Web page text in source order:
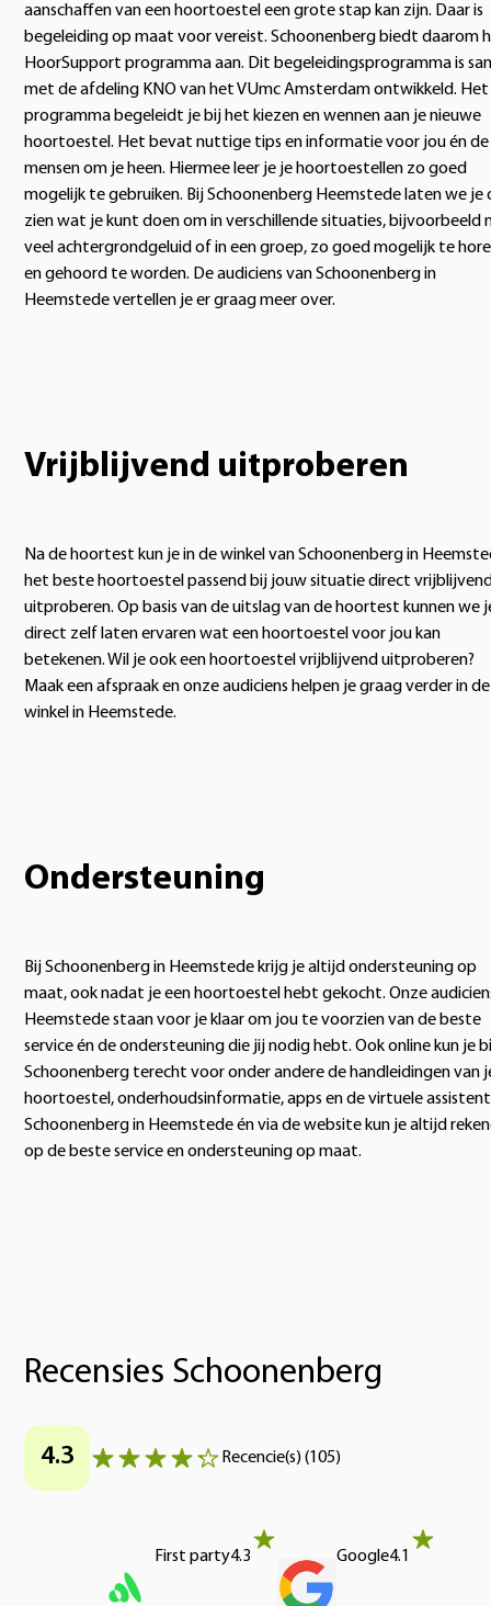
aanschaffen van een hoortoestel een grote stap kan zijn. Daar is
begeleiding op maat voor vereist. Schoonenberg biedt daarom
HoorSupport programma aan. Dit begeleidingsprogramma is
met de afdeling KNO van het VUmc Amsterdam ontwikkeld. Het
programma begeleidt je bij het kiezen en wennen aan je nieuwe
hoortoestel. Het bevat nuttige tips en informatie voor jou én de
mensen om je heen. Hiermee leer je je hoortoestellen zo goed
mogelijk te gebruiken. Bij Schoonenberg Heemstede laten we je
zien wat je kunt doen om in verschillende situaties, bijvoorbeeld
veel achtergrondgeluid of in een groep, zo goed mogelijk te
en gehoord te worden. De audiciens van Schoonenberg in
Heemstede vertellen je er graag meer over.
Vrijblijvend uitproberen
Na de hoortest kun je in de winkel van Schoonenberg in
het beste hoortoestel passend bij jouw situatie direct
uitproberen. Op basis van de uitslag van de hoortest kunnen we
direct zelf laten ervaren wat een hoortoestel voor jou kan
betekenen. Wil je ook een hoortoestel vrijblijvend uitproberen?
Maak een afspraak en onze audiciens helpen je graag verder in de
winkel in Heemstede.
Ondersteuning
Bij Schoonenberg in Heemstede krijg je altijd ondersteuning op
maat, ook nadat je een hoortoestel hebt gekocht. Onze
Heemstede staan voor je klaar om jou te voorzien van de beste
service én de ondersteuning die jij nodig hebt. Ook online kun je
Schoonenberg terecht voor onder andere de handleidingen van
hoortoestel, onderhoudsinformatie, apps en de virtuele
Schoonenberg in Heemstede én via de website kun je altijd
op de beste service en ondersteuning op maat.
Recensies Schoonenberg
4.3 Recencie(s)(105)
First party4.3 Google4.1